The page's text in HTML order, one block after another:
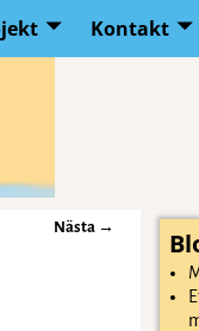
Kontakt
Nästa →